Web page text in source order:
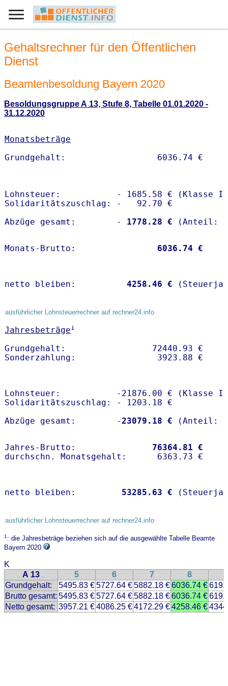
Gehaltsrechner für den Öffentlichen
Dienst
Beamtenbesoldung Bayern 2020
Besoldungsgruppe A 13, Stufe 8, Tabelle 01.01.2020 -
31.12.2020
Monatsbeträge
Lohnsteuer:           - 1685.58 € (Klasse I)
Solidaritätszuschlag: -   92.70 €
Abzüge gesamt:        -
1778.28 €
Monats-Brutto: 6036.74 €
netto bleiben: 4258.46 €
ausführlicher Lohnsteuerrechner auf rechner24.info
Jahresbeträge1
Grundgehalt:                 72440.93 €
Lohnsteuer:           -21876.00 € (Klasse I)
Solidaritätszuschlag: - 1203.18 €
Abzüge gesamt:        -23079.18 €
Jahres-Brutto: 76364.81 €
netto bleiben: 53285.63 €
ausführlicher Lohnsteuerrechner auf rechner24.info
1: die Jahresbeträge beziehen sich auf die ausgewählte Tabelle Beamte
Bayern 2020
K
.. A 13 .. 5 6 7 8
Grundgehalt:
5495.83 €5727.64 €5882.18 €6036.74 €
Brutto gesamt: 5495.83 €5727.64 €5882.18 €6036.74 €
Netto gesamt: 3957.21 €4086.25 €4172.29 €4258.46 €